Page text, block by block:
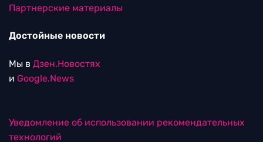
Партнерские материалы
Достойные новости
Мы в Дзен.Новостях
и Google.News
Уведомление об использовании рекомендательных
технологий